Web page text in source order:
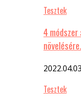
Tesztek
4
Tesztek